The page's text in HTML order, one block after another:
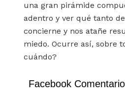
una gran pirámide
adentro y ver qué tanto
concierne y nos atañe
miedo. Ocurre así, sobre
cuándo?
Facebook